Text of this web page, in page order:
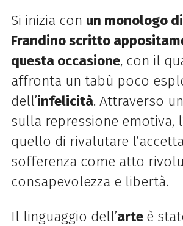
Si inizia con un monologo
Frandino scritto
questa occasione, con il
affronta un tabù poco
dell’infelicità. Attraverso
sulla repressione emotiva,
quello di rivalutare
sofferenza come atto
consapevolezza e libertà.
Il linguaggio dell’arte è